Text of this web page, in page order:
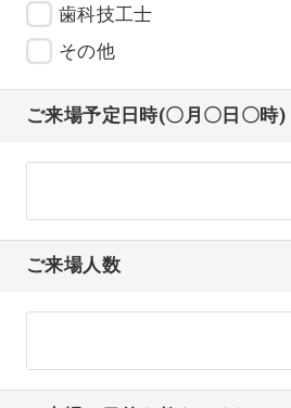
歯科技工士
その他
ご来場予定日時(〇月〇日〇時)
ご来場人数